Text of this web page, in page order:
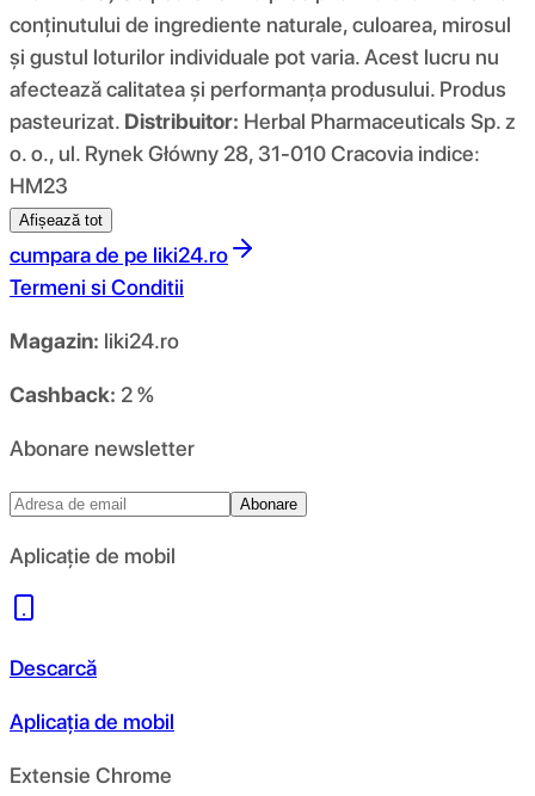
conținutului de ingrediente naturale, culoarea, mirosul
și gustul loturilor individuale pot varia. Acest lucru nu
afectează calitatea și performanța produsului. Produs
pasteurizat. Distribuitor: Herbal Pharmaceuticals Sp. z
o. o., ul. Rynek Główny 28, 31-010 Cracovia indice:
HM23
Afișează tot
cumpara de pe liki24.ro
Termeni si Conditii
Magazin: liki24.ro
Cashback: 2 %
Abonare newsletter
Abonare
Aplicație de mobil
Descarcă
Aplicația de mobil
Extensie Chrome